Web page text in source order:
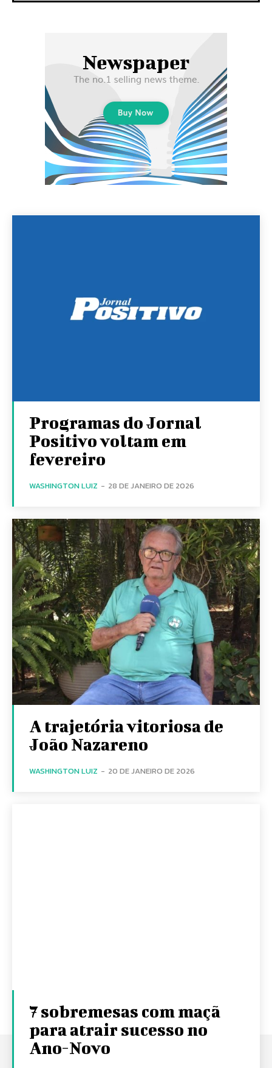
Programas do Jornal
Positivo voltam em
fevereiro
WASHINGTON LUIZ - 28 DE JANEIRO DE 2026
A trajetória vitoriosa de
João Nazareno
WASHINGTON LUIZ - 20 DE JANEIRO DE 2026
7 sobremesas com maçã
para atrair sucesso no
Ano-Novo